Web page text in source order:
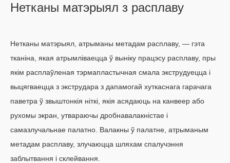
Нетканы матэрыял з расплаву
Нетканы матэрыял, атрыманы метадам расплаву, — гэта
тканіна, якая атрымліваецца ў выніку працэсу расплаву, пры
якім расплаўленая тэрмапластычная смала экструдуецца і
выцягваецца з экструдара з дапамогай хуткаснага гарачага
паветра ў звыштонкія ніткі, якія асядаюць на канвеер або
рухомы экран, утвараючы дробнавалакністае і
самазлучальнае палатно. Валакны ў палатне, атрыманым
метадам расплаву, злучаюцца шляхам спалучэння
заблытвання і склейвання.